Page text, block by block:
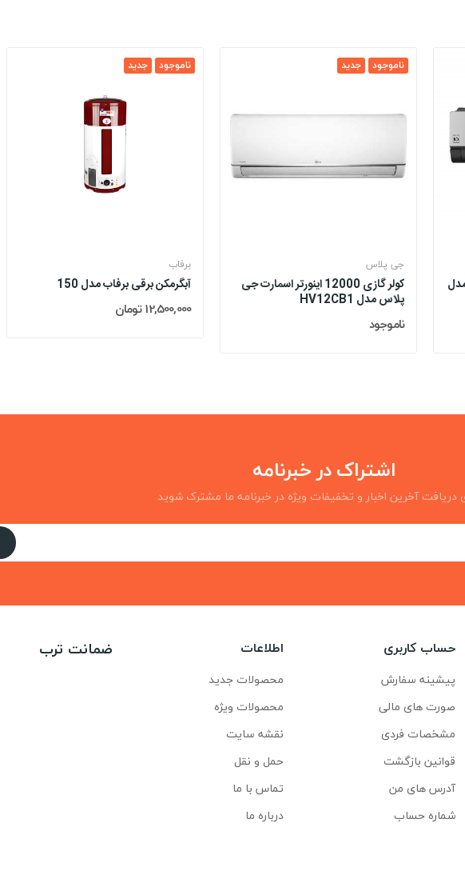
جدید ناموجود
برفاب
آبگرمکن برقی برفاب مدل 150
12,500,000 تومان
جدید ناموجود
جی پلاس
کولر گازی 12000 اینورتر اسمارت جی
پلاس مدل HV12CB1
ناموجود
مدل
اشتراک در خبرنامه
دریافت آخرین اخبار و تخفیفات ویژه در خبرنامه ما مشترک شوید
حساب کاربری
پیشینه سفارش
صورت های مالی
مشخصات فردی
قوانین بازگشت
آدرس های من
شماره حساب
اطلاعات
محصولات جدید
محصولات ویژه
نقشه سایت
حمل و نقل
تماس با ما
درباره ما
ضمانت ترب